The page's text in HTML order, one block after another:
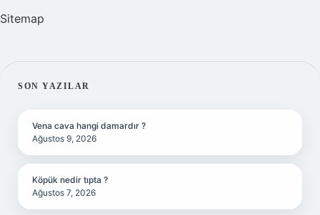
Sitemap
SIDEBAR
SON YAZILAR
Vena cava hangi damardır ?
Ağustos 9, 2026
Köpük nedir tıpta ?
Ağustos 7, 2026